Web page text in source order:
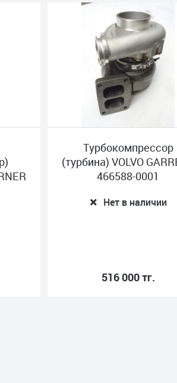
Турбокомпрессор
(турбина), с установ.
MERCEDES MASTER
310 000 тг.